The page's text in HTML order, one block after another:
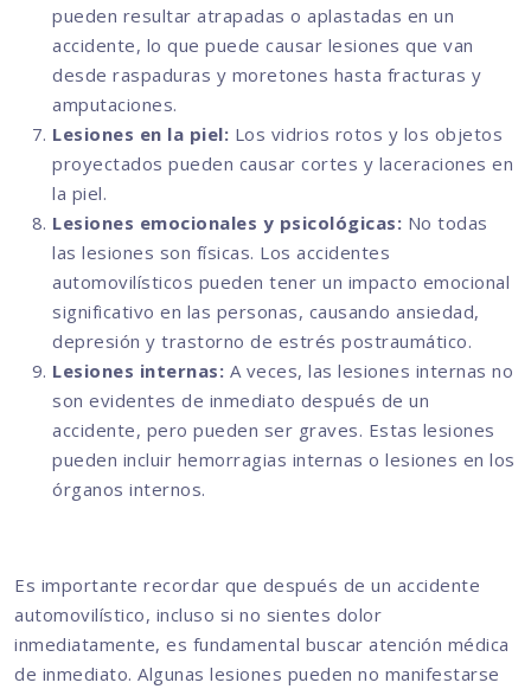
pueden resultar atrapadas o aplastadas en un
accidente, lo que puede causar lesiones que van
desde raspaduras y moretones hasta fracturas y
amputaciones.
Lesiones en la piel: Los vidrios rotos y los objetos
proyectados pueden causar cortes y laceraciones en
la piel.
Lesiones emocionales y psicológicas: No todas
las lesiones son físicas. Los accidentes
automovilísticos pueden tener un impacto emocional
significativo en las personas, causando ansiedad,
depresión y trastorno de estrés postraumático.
Lesiones internas: A veces, las lesiones internas no
son evidentes de inmediato después de un
accidente, pero pueden ser graves. Estas lesiones
pueden incluir hemorragias internas o lesiones en los
órganos internos.
Es importante recordar que después de un accidente
automovilístico, incluso si no sientes dolor
inmediatamente, es fundamental buscar atención médica
de inmediato. Algunas lesiones pueden no manifestarse